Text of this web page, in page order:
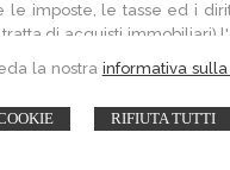
la nostra informativa
RIFIUTA TUTTI
le imposte, le tasse ed i
di acquisti immobiliari)
singole voci sul totale
l'onorario notarile
metà di tale importo.